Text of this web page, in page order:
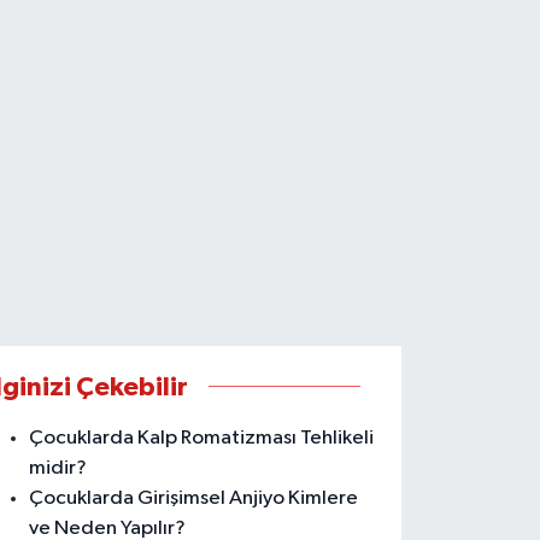
Çekebilir
Çocuklarda Kalp Romatizması Tehlikeli
midir?
Çocuklarda Girişimsel Anjiyo Kimlere
ve Neden Yapılır?